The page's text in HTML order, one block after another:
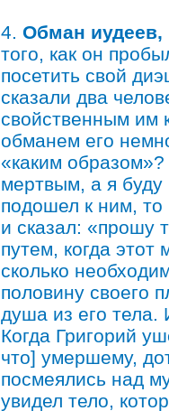
4. Обман иудеев,
того, как он
посетить свой
сказали два
свойственным им
обманем его
«каким
мертвым, а я буду
подошел к ним,
и сказал: «прошу
путем, когда
сколько
половину своего
душа из его тела.
Когда Григорий
что] умершему,
посмеялись над
увидел тело,